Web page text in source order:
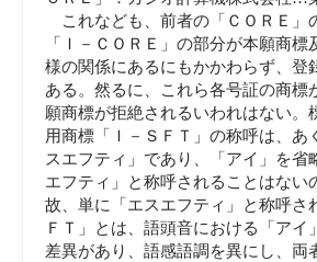
これなども、前者の「ＣＯＲＥ」
「Ｉ－ＣＯＲＥ」の部分が本願商標
様の関係にあるにもかかわらず、登
ある。然るに、これら各号証の商標
願商標が拒絶されるいわれはない。
用商標「Ｉ－ＳＦＴ」の称呼は、あ
スエフティ」であり、「アイ」を省
エフティ」と称呼されることはない
故、単に「エスエフティ」と称呼さ
ＦＴ」とは、語頭音における「アイ
差異があり、語感語調を異にし、両